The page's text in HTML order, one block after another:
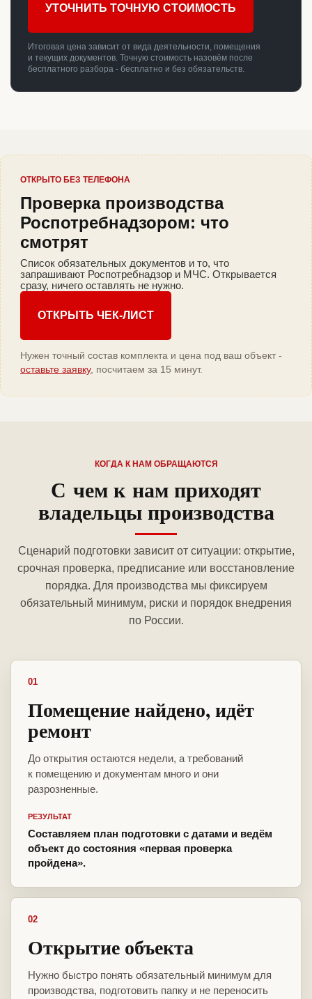
УТОЧНИТЬ ТОЧНУЮ СТОИМОСТЬ
Итоговая цена зависит от вида деятельности, помещения
и текущих документов. Точную стоимость назовём после
бесплатного разбора - бесплатно и без обязательств.
ОТКРЫТО БЕЗ ТЕЛЕФОНА
Проверка производства
Роспотребнадзором: что
смотрят
Список обязательных документов и то, что
запрашивают Роспотребнадзор и МЧС. Открывается
сразу, ничего оставлять не нужно.
ОТКРЫТЬ ЧЕК-ЛИСТ
Нужен точный состав комплекта и цена под ваш объект -
оставьте заявку, посчитаем за 15 минут.
КОГДА К НАМ ОБРАЩАЮТСЯ
С чем к нам приходят
владельцы производства
Сценарий подготовки зависит от ситуации: открытие,
срочная проверка, предписание или восстановление
порядка. Для производства мы фиксируем
обязательный минимум, риски и порядок внедрения
по России.
01
Помещение найдено, идёт
ремонт
До открытия остаются недели, а требований
к помещению и документам много и они
разрозненные.
РЕЗУЛЬТАТ
Составляем план подготовки с датами и ведём
объект до состояния «первая проверка
пройдена».
02
Открытие объекта
Нужно быстро понять обязательный минимум для
производства, подготовить папку и не переносить